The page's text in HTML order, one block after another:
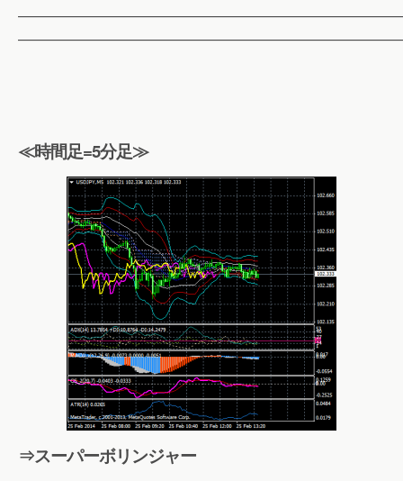
≪時間足=5分足≫
⇒スーパーボリンジャー